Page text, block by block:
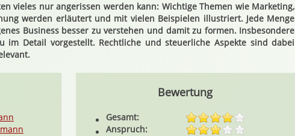
vieles nur angerissen werden kann: Wichtige Themen wie Marketing,
werden erläutert und mit vielen Beispielen illustriert. Jede Menge
Business besser zu verstehen und damit zu formen. Insbesondere
im Detail vorgestellt. Rechtliche und steuerliche Aspekte sind dabei
Bewertung
Gesamt:
Anspruch: